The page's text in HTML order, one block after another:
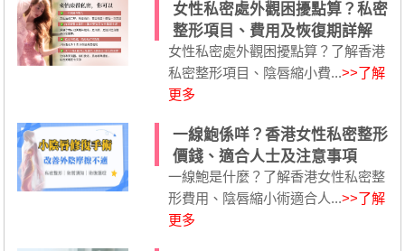
女性私密處外觀困擾點算？私密
整形項目、費用及恢復期詳解
女性私密處外觀困擾點算？了解香港
私密整形項目、陰唇縮小費...>>了解
更多
一線鮑係咩？香港女性私密整形
價錢、適合人士及注意事項
一線鮑是什麼？了解香港女性私密整
形費用、陰唇縮小術適合人...>>了解
更多